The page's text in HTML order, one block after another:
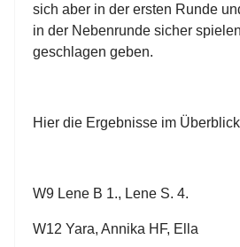
sich aber in der ersten Runde
in der Nebenrunde sicher
geschlagen geben.
Hier die Ergebnisse im
W9 Lene B 1., Lene S. 4.
W12 Yara, Annika HF, Ella